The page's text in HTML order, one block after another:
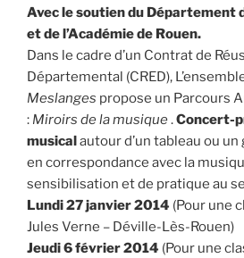
Avec le soutien du Département
et de l’Académie de Rouen.
Dans le cadre d’un Contrat de
Départemental (CRED),
Meslanges propose un Parcours
: Miroirs de la musique.Concert-
musicalautour d’un tableau ou
en correspondance avec la
sensibilisation et de pratique au
Lundi 27 janvier 2014 (Pour une
Jules Verne – Déville-Lès-Rouen)
Jeudi 6 février 2014 (Pour une